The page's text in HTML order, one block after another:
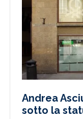
Andrea
sotto la